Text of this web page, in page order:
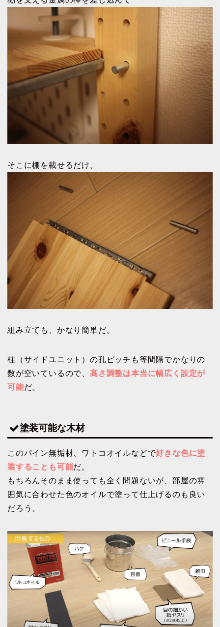
そこに棚を載せるだけ。
組み立ても、かなり簡単だ。
柱（サイドユニット）の孔ピッチも等間隔でかなりの
数が空いているので、 高さ調整は本当に幅広く設定が
可能だ。
塗装可能な木材
このパイン無垢材、ワトコオイルなどで好きな色に塗
装することも可能だ。
もちろんそのまま使っても全く問題ないが、部屋の雰
囲気に合わせた色のオイルで塗って仕上げるのも良い
だろう。